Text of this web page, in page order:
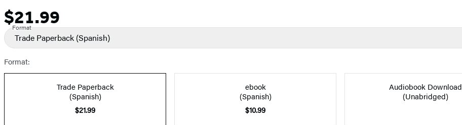
Price
$21.99
Format
Trade Paperback (Spanish)
Format:
Trade Paperback
(Spanish)
$21.99
ebook
(Spanish)
$10.99
Audiobook Download
(Unabridged)